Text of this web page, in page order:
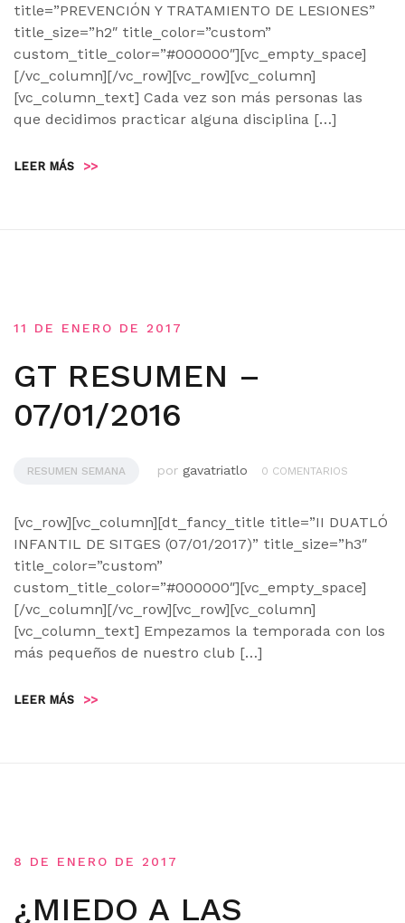
title=”PREVENCIÓN Y TRATAMIENTO DE LESIONES”
title_size=”h2″ title_color=”custom”
custom_title_color=”#000000″][vc_empty_space]
[/vc_column][/vc_row][vc_row][vc_column]
[vc_column_text] Cada vez son más personas las
que decidimos practicar alguna disciplina […]
LEER MÁS >>
11 DE ENERO DE 2017
GT RESUMEN –
07/01/2016
RESUMEN SEMANA por gavatriatlo 0 COMENTARIOS
[vc_row][vc_column][dt_fancy_title title=”II DUATLÓ
INFANTIL DE SITGES (07/01/2017)” title_size=”h3″
title_color=”custom”
custom_title_color=”#000000″][vc_empty_space]
[/vc_column][/vc_row][vc_row][vc_column]
[vc_column_text] Empezamos la temporada con los
más pequeños de nuestro club […]
LEER MÁS >>
8 DE ENERO DE 2017
¿MIEDO A LAS